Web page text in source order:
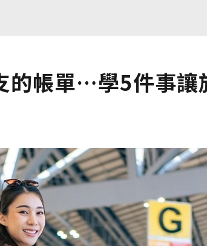
的帳單…學5件事讓